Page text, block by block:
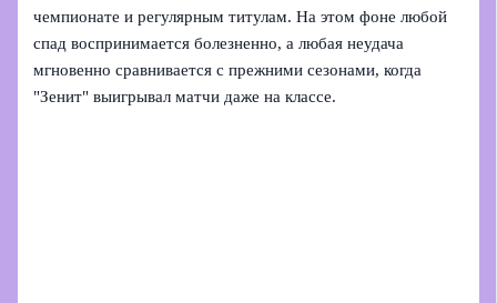
чемпионате и регулярным титулам. На этом фоне любой
спад воспринимается болезненно, а любая неудача
мгновенно сравнивается с прежними сезонами, когда
"Зенит" выигрывал матчи даже на классе.